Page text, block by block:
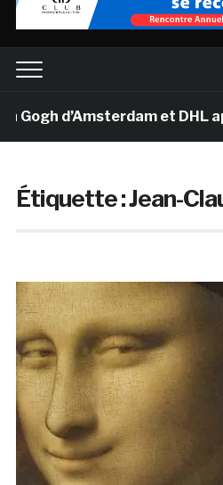
d’Amsterdam et DHL
Étiquette :Jean-